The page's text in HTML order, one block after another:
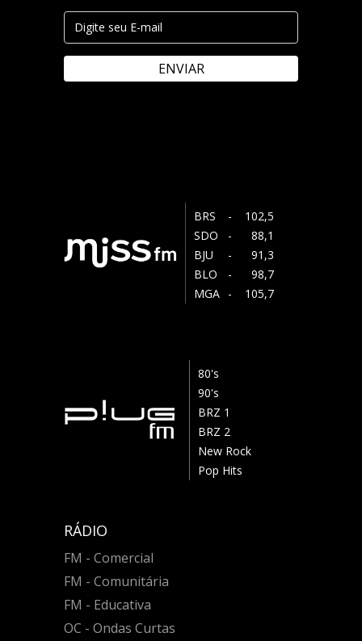
ENVIAR
BRS
- 102,5
SDO
- 88,1
BJU
- 91,3
BLO
- 98,7
MGA - 105,7
80's
90's
BRZ 1
BRZ 2
New Rock
Pop Hits
RÁDIO
FM - Comercial
FM - Comunitária
FM - Educativa
OC - Ondas Curtas